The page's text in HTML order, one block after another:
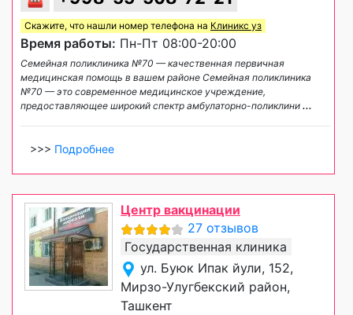
Скажите, что нашли номер телефона на Клиникс уз
Время работы: Пн-Пт 08:00-20:00
Семейная поликлиника №70 — качественная первичная
медицинская помощь в вашем районе Семейная поликлиника
№70 — это современное медицинское учреждение,
предоставляющее широкий спектр амбулаторно-поликлини ...
>>> Подробнее
Центр вакцинации
27 отзывов
Государственная клиника
ул. Буюк Ипак йули, 152,
Мирзо-Улугбекский район,
Ташкент